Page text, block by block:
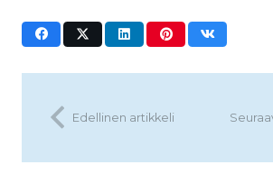
Edellinen artikkeli